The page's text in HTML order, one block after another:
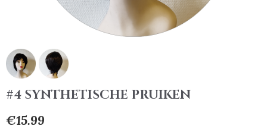
#4 SYNTHETISCHE PRUIKEN
€15.99